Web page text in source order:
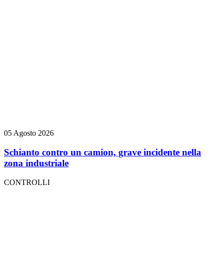
05 Agosto 2026
Schianto contro un camion, grave incidente nella
zona industriale
CONTROLLI